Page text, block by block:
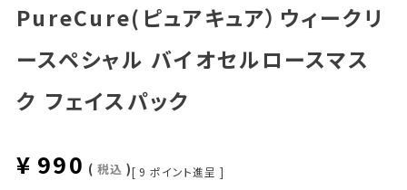
PureCure(ピュアキュア）ウィークリ
ースペシャル バイオセルロースマス
ク フェイスパック
¥ 990 税込 [ 9 ポイント進呈 ]